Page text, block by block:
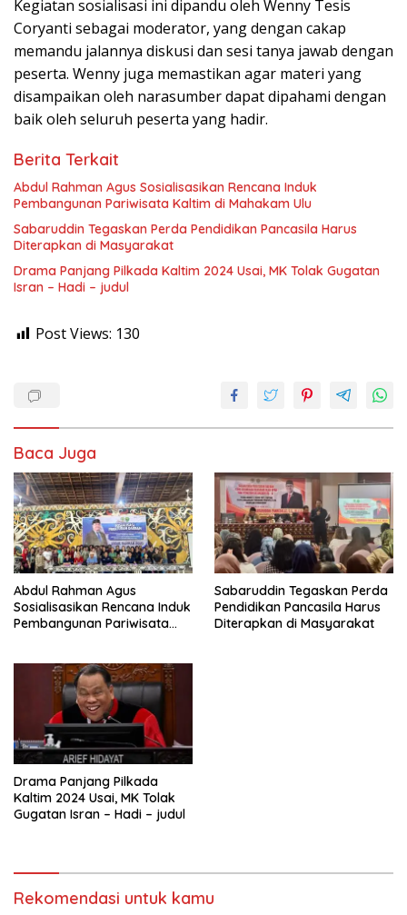
Kegiatan sosialisasi ini dipandu oleh Wenny Tesis
Coryanti sebagai moderator, yang dengan cakap
memandu jalannya diskusi dan sesi tanya jawab dengan
peserta. Wenny juga memastikan agar materi yang
disampaikan oleh narasumber dapat dipahami dengan
baik oleh seluruh peserta yang hadir.
Berita Terkait
Abdul Rahman Agus Sosialisasikan Rencana Induk
Pembangunan Pariwisata Kaltim di Mahakam Ulu
Sabaruddin Tegaskan Perda Pendidikan Pancasila Harus
Diterapkan di Masyarakat
Drama Panjang Pilkada Kaltim 2024 Usai, MK Tolak Gugatan
Isran – Hadi – judul
Post Views: 130
Baca Juga
Abdul Rahman Agus
Sosialisasikan Rencana Induk
Pembangunan Pariwisata
Sabaruddin Tegaskan Perda
Pendidikan Pancasila Harus
Diterapkan di Masyarakat
Drama Panjang Pilkada
Kaltim 2024 Usai, MK Tolak
Gugatan Isran – Hadi – judul
Rekomendasi untuk kamu